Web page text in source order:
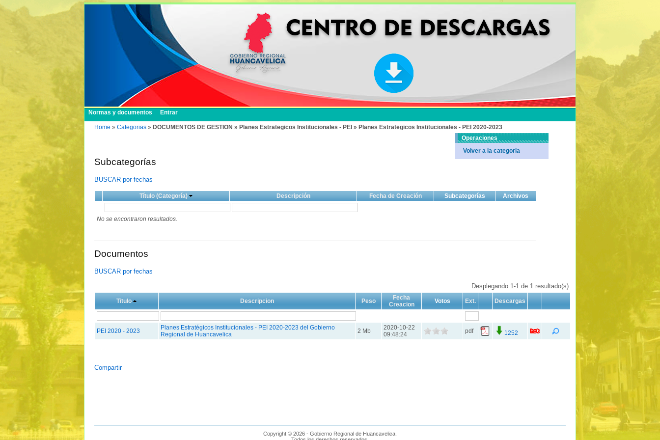
Normas y documentos Entrar
Home » Categorias » DOCUMENTOS DE GESTION » Planes Estrategicos Institucionales - PEI » Planes Estrategicos Institucionales - PEI 2020-2023
Subcategorías
BUSCAR por fechas
Título (Categoría) Descripción Fecha de Creación Subcategorías Archivos
No se encontraron resultados.
Documentos
BUSCAR por fechas
Desplegando 1-1 de 1 resultado(s).
Titulo Descripcion Peso
Fecha
Creacion
Votos Ext. Descargas
PEI 2020 - 2023
Planes Estratégicos Institucionales - PEI 2020-2023 del Gobierno
Regional de Huancavelica
2 Mb
2020-10-22
09:48:24
pdf 1252
Compartir
Operaciones
Volver a la categoria
Copyright © 2026 - Gobierno Regional de Huancavelica.